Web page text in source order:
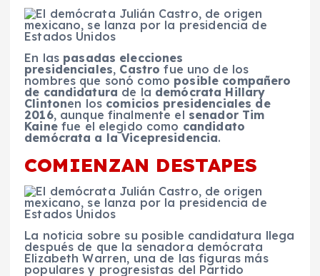
En las pasadas elecciones
presidenciales, Castro fue uno de los
nombres que sonó como posible compañero
de candidatura de la demócrata Hillary
Clintonen los comicios presidenciales de
2016, aunque finalmente el senador Tim
Kainefue el elegido como candidato
demócrata a la Vicepresidencia.
COMIENZAN DESTAPES
La noticia sobre su posible candidatura llega
después de que la senadora demócrata
Elizabeth Warren, una de las figuras más
populares y progresistas del Partido